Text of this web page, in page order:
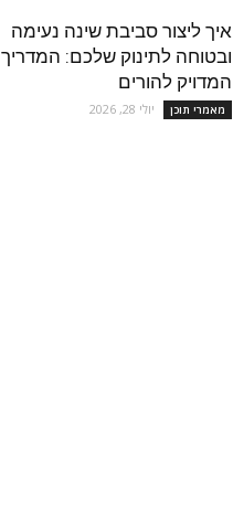
איך ליצור סביבת שינה נעימה
ובטוחה לתינוק שלכם: המדריך
המדויק להורים
מאמרי תוכן יולי 28, 2026